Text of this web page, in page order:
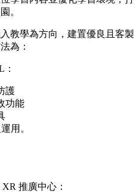
。
教學為方向，建置優良且客製
為：
護
功能
用。
推廣中心：